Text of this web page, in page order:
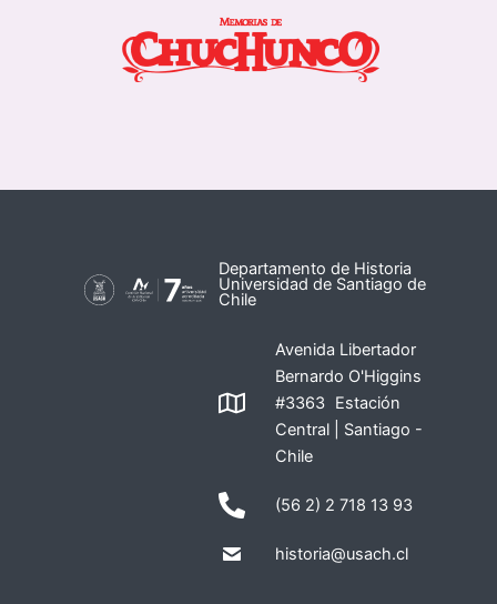
Departamento de Historia
Universidad de Santiago de
Chile
Avenida Libertador
Bernardo O'Higgins
#3363 Estación
Central | Santiago -
Chile
(56 2) 2 718 13 93
historia@usach.cl